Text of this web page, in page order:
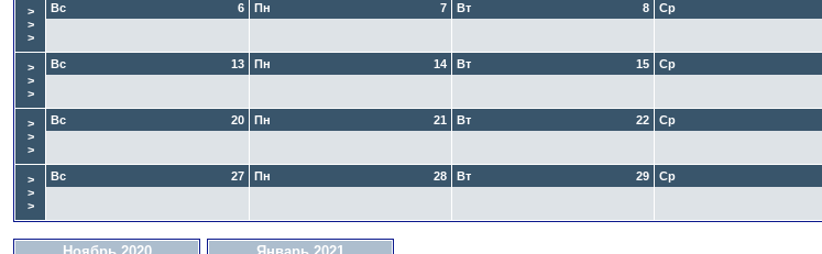
>
>
>
6
Вс 7
Пн 8
Вт Ср
>
>
>
13
Вс 14
Пн 15
Вт Ср
>
>
>
20
Вс 21
Пн 22
Вт Ср
>
>
>
27
Вс 28
Пн 29
Вт Ср